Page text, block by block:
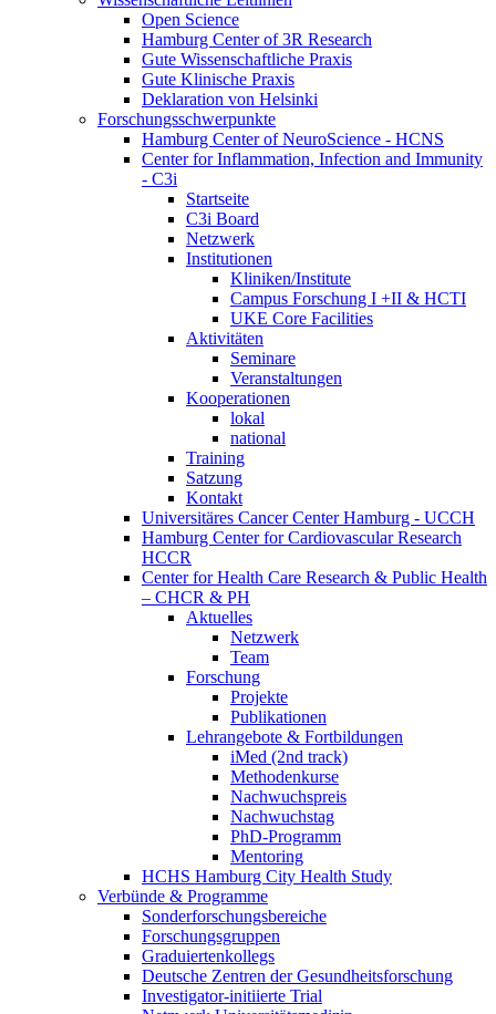
Open Science
Hamburg Center of 3R Research
Gute Wissenschaftliche Praxis
Gute Klinische Praxis
Deklaration von Helsinki
Forschungsschwerpunkte
Hamburg Center of NeuroScience - HCNS
Center for Inflammation, Infection and Immunity
- C3i
Startseite
C3i Board
Netzwerk
Institutionen
Kliniken/Institute
Campus Forschung I +II & HCTI
UKE Core Facilities
Aktivitäten
Seminare
Veranstaltungen
Kooperationen
lokal
national
Training
Satzung
Kontakt
Universitäres Cancer Center Hamburg - UCCH
Hamburg Center for Cardiovascular Research
HCCR
Center for Health Care Research & Public Health
– CHCR & PH
Aktuelles
Netzwerk
Team
Forschung
Projekte
Publikationen
Lehrangebote & Fortbildungen
iMed (2nd track)
Methodenkurse
Nachwuchspreis
Nachwuchstag
PhD-Programm
Mentoring
HCHS Hamburg City Health Study
Verbünde & Programme
Sonderforschungsbereiche
Forschungsgruppen
Graduiertenkollegs
Deutsche Zentren der Gesundheitsforschung
Investigator-initiierte Trial